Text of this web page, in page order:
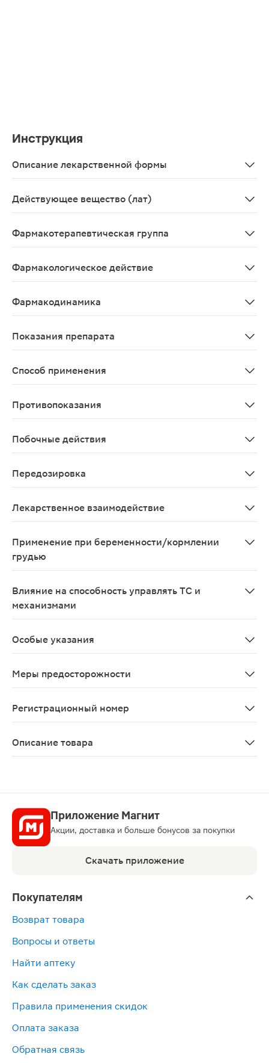
Инструкция
Описание лекарственной формы
Действующее вещество (лат)
Фармакотерапевтическая группа
Фармакологическое действие
Фармакодинамика
Показания препарата
Способ применения
Противопоказания
Побочные действия
Передозировка
Лекарственное взаимодействие
Применение при беременности/кормлении
грудью
Влияние на способность управлять ТС и
механизмами
Особые указания
Меры предосторожности
Регистрационный номер
Описание товара
Приложение Магнит
Акции, доставка и больше бонусов за покупки
Скачать приложение
Покупателям
Возврат товара
Вопросы и ответы
Найти аптеку
Как сделать заказ
Правила применения скидок
Оплата заказа
Обратная связь